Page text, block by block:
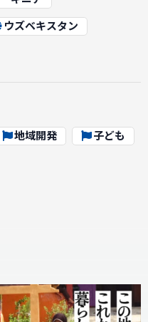
ウズベキスタン
地域開発
子ども